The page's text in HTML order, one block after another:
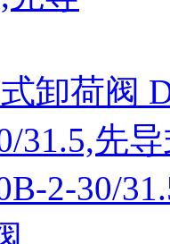
卸荷阀